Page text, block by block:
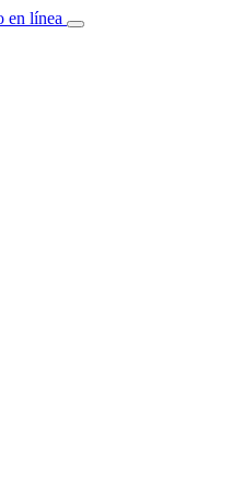
en línea